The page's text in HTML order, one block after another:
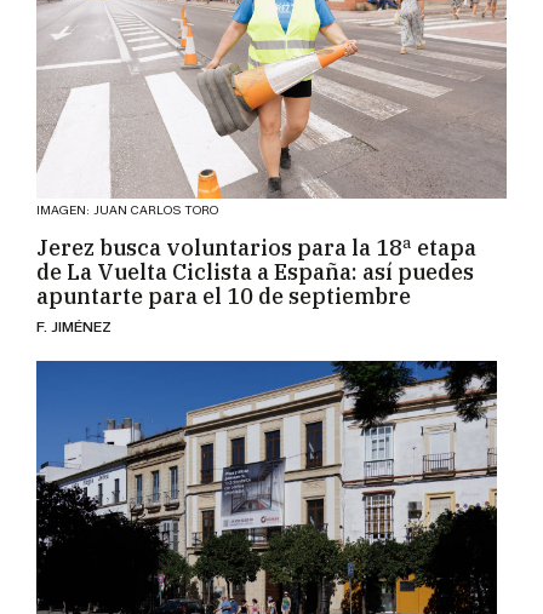
IMAGEN: JUAN CARLOS TORO
Jerez busca voluntarios para la 18ª etapa
de La Vuelta Ciclista a España: así puedes
apuntarte para el 10 de septiembre
F. JIMÉNEZ